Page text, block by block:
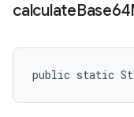
calculate
public static